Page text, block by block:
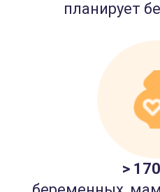
планирует
>